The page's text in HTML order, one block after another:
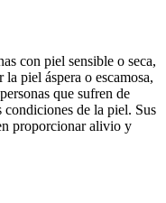
con piel sensible o seca,
piel áspera o escamosa,
que sufren de
condiciones de la piel. Sus
proporcionar alivio y